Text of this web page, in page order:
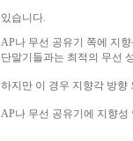
있습니다.
AP나 무선 공유기 쪽에 지
단말기들과는 최적의 무선
하지만 이 경우 지향각 방향
AP나 무선 공유기에 지향